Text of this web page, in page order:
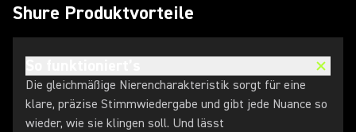
Shure Produktvorteile
Die gleichmäßige Nierencharakteristik sorgt für eine
klare, präzise Stimmwiedergabe und gibt jede Nuance so
wieder, wie sie klingen soll. Und lässt